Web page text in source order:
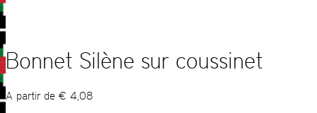
Bonnet Silène sur coussinet
A partir de € 4,08